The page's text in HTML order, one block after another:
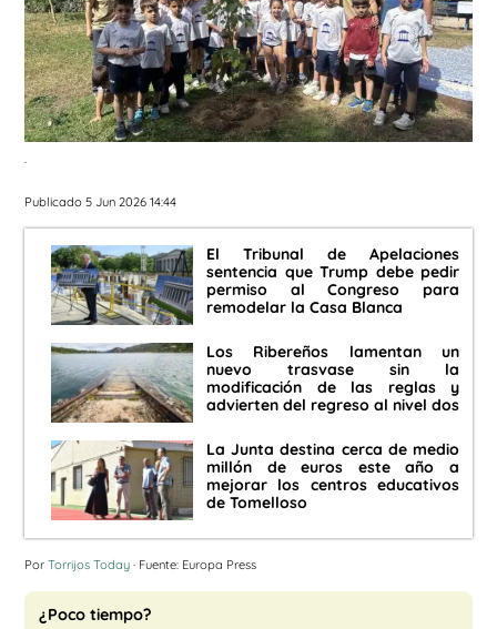
.
Publicado 5 Jun 2026 14:44
El Tribunal de Apelaciones
sentencia que Trump debe pedir
permiso al Congreso para
remodelar la Casa Blanca
Los Ribereños lamentan un
nuevo trasvase sin la
modificación de las reglas y
advierten del regreso al nivel dos
La Junta destina cerca de medio
millón de euros este año a
mejorar los centros educativos
de Tomelloso
Por Torrijos Today · Fuente: Europa Press
¿Poco tiempo?